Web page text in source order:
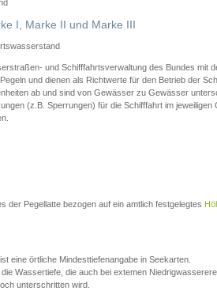
I, Marke II und Marke III
und Schifffahrtsverwaltung des Bundes mit
und dienen als Richtwerte für den Betrieb der
ab und sind von Gewässer zu Gewässer
(z.B. Sperrungen) für die Schifffahrt im
der Pegellatte bezogen auf ein amtlich festgelegtes
eine örtliche Mindesttiefenangabe in Seekarten.
Wassertiefe, die auch bei extemen
unterschritten wird.